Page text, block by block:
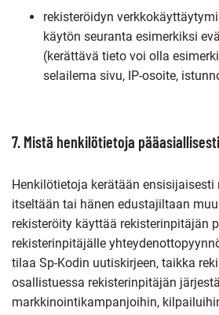
rekisteröidyn
käytön seuranta esimerkiksi
(kerättävä tieto voi olla
selailema sivu, IP-osoite,
7. Mistä henkilötietoja
Henkilötietoja kerätään ensisijaisesti
itseltään tai hänen edustajiltaan
rekisteröity käyttää rekisterinpitäjän
rekisterinpitäjälle
tilaa Sp-Kodin uutiskirjeen, taikka
osallistuessa rekisterinpitäjän
markkinointikampanjoihin,